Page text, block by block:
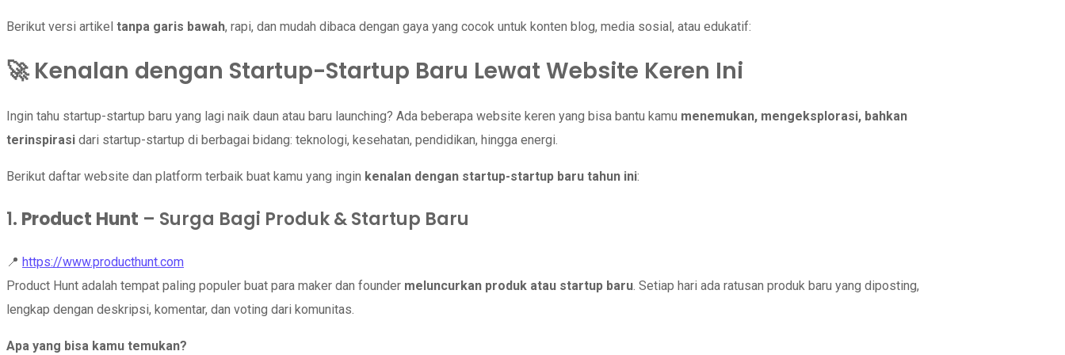
Berikut versi artikel tanpa garis bawah, rapi, dan mudah dibaca dengan gaya yang cocok untuk konten blog, media sosial, atau edukatif:
🚀 Kenalan dengan Startup-Startup Baru Lewat Website Keren Ini
Ingin tahu startup-startup baru yang lagi naik daun atau baru launching? Ada beberapa website keren yang bisa bantu kamu menemukan, mengeksplorasi, bahkan
terinspirasi dari startup-startup di berbagai bidang: teknologi, kesehatan, pendidikan, hingga energi.
Berikut daftar website dan platform terbaik buat kamu yang ingin kenalan dengan startup-startup baru tahun ini:
1. Product Hunt – Surga Bagi Produk & Startup Baru
📍 https://www.producthunt.com
Product Hunt adalah tempat paling populer buat para maker dan founder meluncurkan produk atau startup baru . Setiap hari ada ratusan produk baru yang diposting,
lengkap dengan deskripsi, komentar, dan voting dari komunitas.
Apa yang bisa kamu temukan?